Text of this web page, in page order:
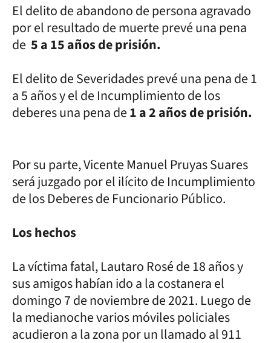
El delito de abandono de persona agravado
por el resultado de muerte prevé una pena
de 5 a 15 años de prisión.
El delito de Severidades prevé una pena de 1
a 5 años y el de Incumplimiento de los
deberes una pena de1 a 2 años de prisión.
Por su parte, Vicente Manuel Pruyas Suares
será juzgado por el ilícito de Incumplimiento
de los Deberes de Funcionario Público.
Los hechos
La víctima fatal, Lautaro Rosé de 18 años y
sus amigos habían ido a la costanera el
domingo 7 de noviembre de 2021. Luego de
la medianoche varios móviles policiales
acudieron a la zona por un llamado al 911